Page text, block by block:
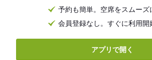
予約も簡単。空席をスムーズ
会員登録なし。すぐに利用開
アプリで開く